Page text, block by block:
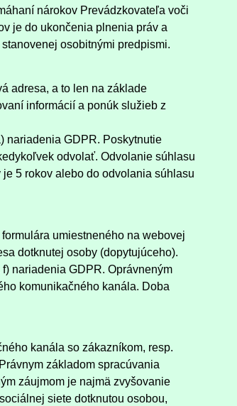
nárokov Prevádzkovateľa voči
je do ukončenia plnenia práv a
osobitnými predpismi.
adresa, a to len na základe
informácií a ponúk služieb z
nariadenia GDPR. Poskytnutie
odvolať. Odvolanie súhlasu
5 rokov alebo do odvolania súhlasu
umiestneného na webovej
dotknutej osoby (dopytujúceho).
nariadenia GDPR. Oprávneným
komunikačného kanála. Doba
kanála so zákazníkom, resp.
základom spracúvania
záujmom je najmä zvyšovanie
siete dotknutou osobou,